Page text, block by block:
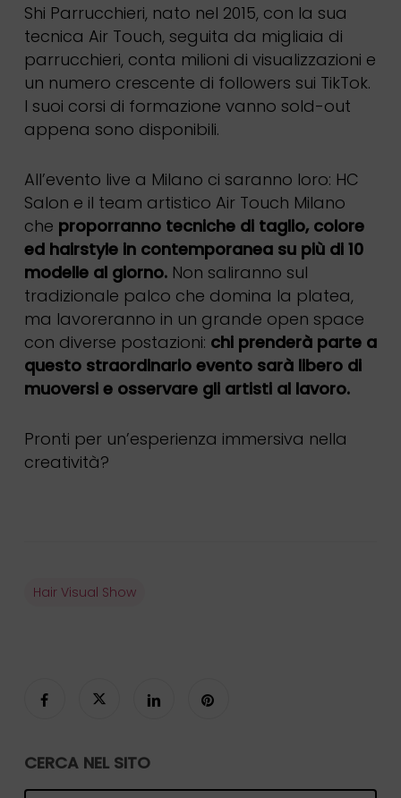
Shi Parrucchieri, nato nel 2015, con la sua
tecnica Air Touch, seguita da migliaia di
parrucchieri, conta milioni di visualizzazioni e
un numero crescente di followers sui TikTok.
I suoi corsi di formazione vanno sold-out
appena sono disponibili.
All’evento live a Milano ci saranno loro: HC
Salon e il team artistico Air Touch Milano
che proporranno tecniche di taglio, colore
ed hairstyle in contemporanea su più di 10
modelle al giorno.Non saliranno sul
tradizionale palco che domina la platea,
ma lavoreranno in un grande open space
con diverse postazioni: chi prenderà parte a
questo straordinario evento sarà libero di
muoversi e osservare gli artisti al lavoro.
Pronti per un’esperienza immersiva nella
creatività?
Hair Visual Show
CERCA NEL SITO